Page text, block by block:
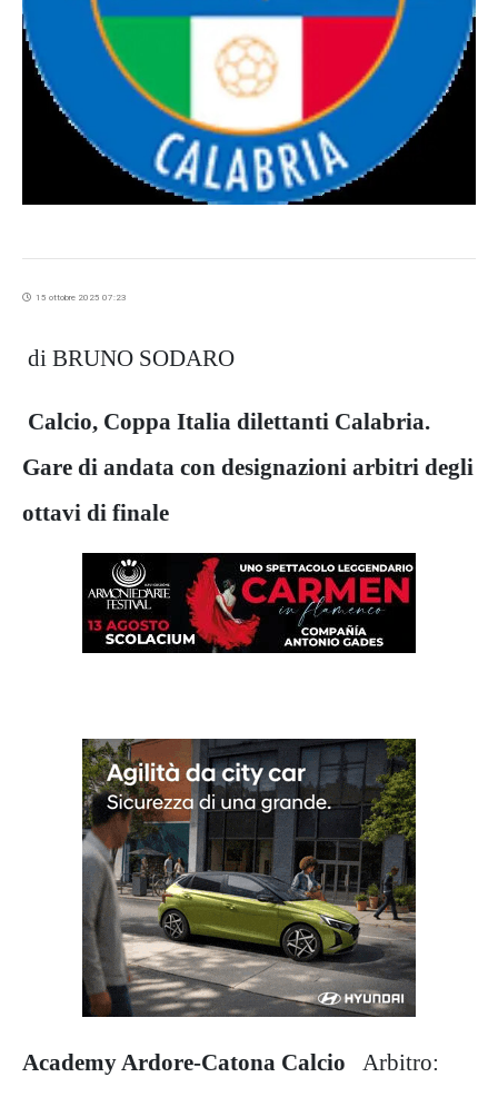
15 ottobre 2025 07:23
di BRUNO SODARO
Calcio, Coppa Italia dilettanti Calabria.
Gare di andata con designazioni arbitri degli
ottavi di finale
Academy Ardore-Catona Calcio Arbitro: